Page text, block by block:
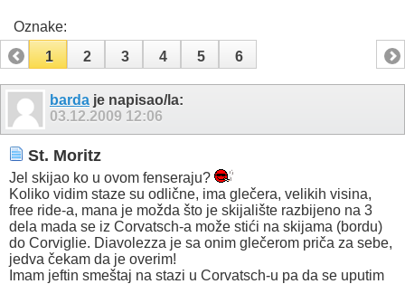
Oznake:
1
2 3 4 5 6
barda je napisao/la:
03.12.2009 12:06
St. Moritz
Jel skijao ko u ovom fenseraju?
Koliko vidim staze su odlične, ima glečera, velikih visina,
free ride-a, mana je možda što je skijalište razbijeno na 3
dela mada se iz Corvatsch-a može stići na skijama (bordu)
do Corviglie. Diavolezza je sa onim glečerom priča za sebe,
jedva čekam da je overim!
Imam jeftin smeštaj na stazi u Corvatsch-u pa da se uputim